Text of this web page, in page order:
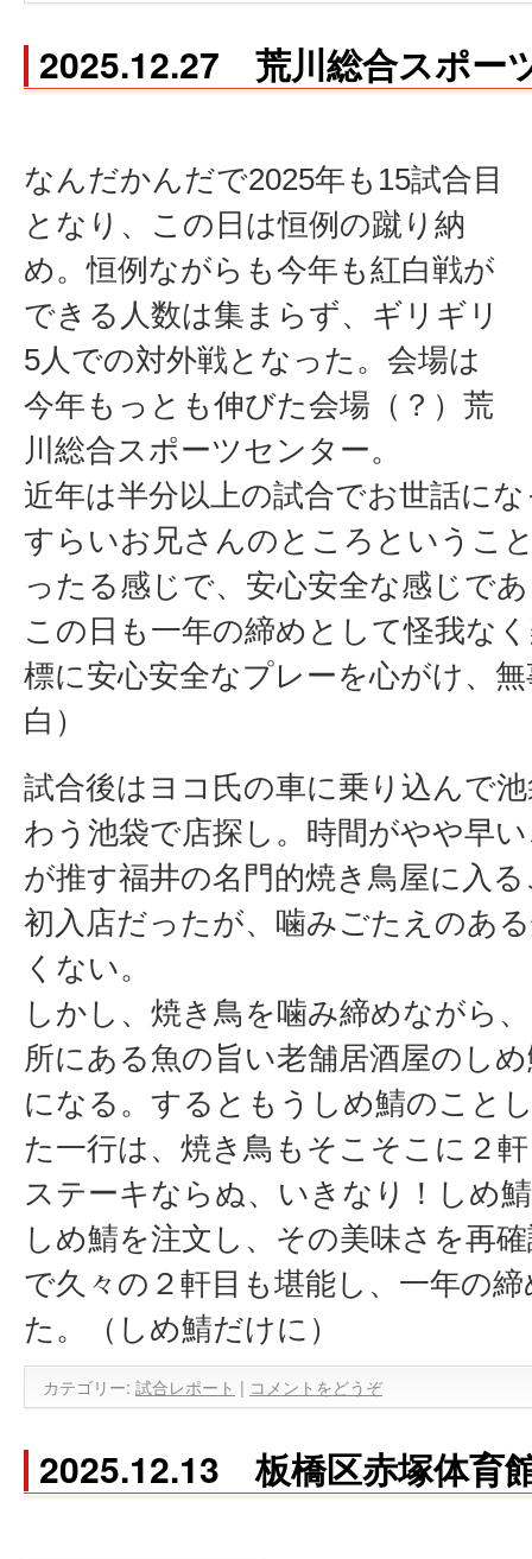
2025.12.27 荒川総合スポー
なんだかんだで2025年も15試合目
となり、この日は恒例の蹴り納
め。恒例ながらも今年も紅白戦が
できる人数は集まらず、ギリギリ
5人での対外戦となった。会場は
今年もっとも伸びた会場（？）荒
川総合スポーツセンター。
近年は半分以上の試合でお世話に
すらいお兄さんのところというこ
ったる感じで、安心安全な感じで
この日も一年の締めとして怪我な
標に安心安全なプレーを心がけ、
白）
試合後はヨコ氏の車に乗り込んで
わう池袋で店探し。時間がやや早
が推す福井の名門的焼き鳥屋に入
初入店だったが、噛みごたえのあ
くない。
しかし、焼き鳥を噛み締めながら
所にある魚の旨い老舗居酒屋のし
になる。するともうしめ鯖のこと
た一行は、焼き鳥もそこそこに２
ステーキならぬ、いきなり！しめ
しめ鯖を注文し、その美味さを再
で久々の２軒目も堪能し、一年の
た。（しめ鯖だけに）
カテゴリー: 試合レポート | コメントをどうぞ
2025.12.13 板橋区赤塚体育